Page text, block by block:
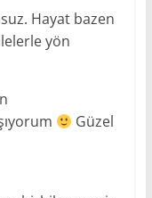
Hayat bazen
yön
Güzel